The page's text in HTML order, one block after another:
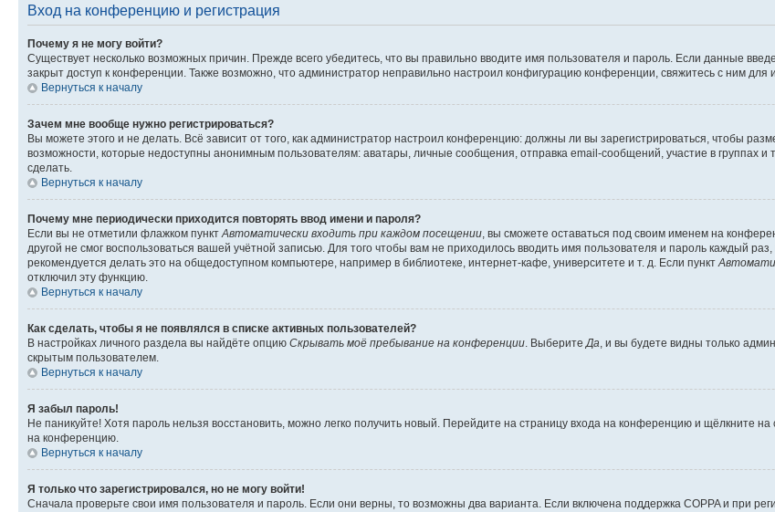
Вход на конференцию и регистрация
Почему я не могу войти?
Существует несколько возможных причин. Прежде всего убедитесь, что вы правильно вводите имя пользователя и пароль. Если данные
закрыт доступ к конференции. Также возможно, что администратор неправильно настроил конфигурацию конференции, свяжитесь с ним для
Вернуться к началу
Зачем мне вообще нужно регистрироваться?
Вы можете этого и не делать. Всё зависит от того, как администратор настроил конференцию: должны ли вы зарегистрироваться, чтобы
возможности, которые недоступны анонимным пользователям: аватары, личные сообщения, отправка email-сообщений, участие в группах и
сделать.
Вернуться к началу
Почему мне периодически приходится повторять ввод имени и пароля?
Если вы не отметили флажком пункт Автоматически входить при каждом посещении , вы сможете оставаться под своим именем на
другой не смог воспользоваться вашей учётной записью. Для того чтобы вам не приходилось вводить имя пользователя и пароль каждый
рекомендуется делать это на общедоступном компьютере, например в библиотеке, интернет-кафе, университете и т. д. Если пункт
отключил эту функцию.
Вернуться к началу
Как сделать, чтобы я не появлялся в списке активных пользователей?
В настройках личного раздела вы найдёте опцию Скрывать моё пребывание на конференции . Выберите Да , и вы будете видны только
скрытым пользователем.
Вернуться к началу
Я забыл пароль!
Не паникуйте! Хотя пароль нельзя восстановить, можно легко получить новый. Перейдите на страницу входа на конференцию и щёлкните на
на конференцию.
Вернуться к началу
Я только что зарегистрировался, но не могу войти!
Сначала проверьте свои имя пользователя и пароль. Если они верны, то возможны два варианта. Если включена поддержка COPPA и при